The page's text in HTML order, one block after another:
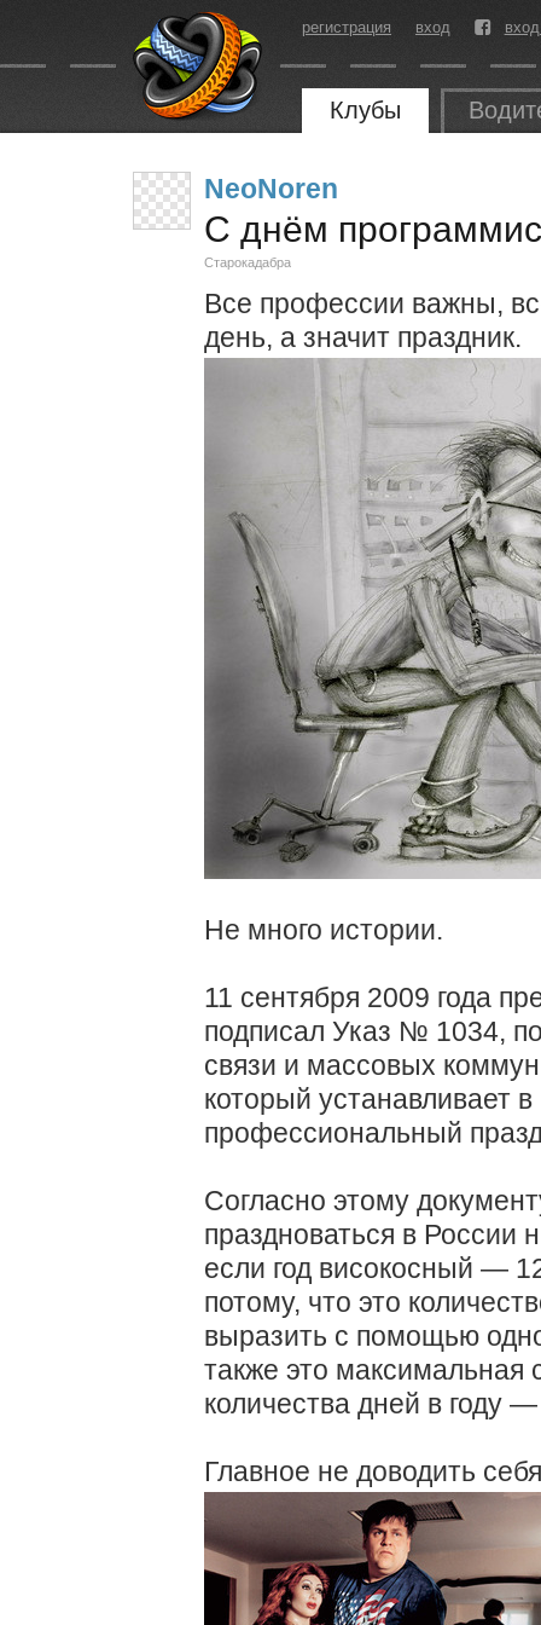
регистрация вход
Клубы
NeoNoren
С днём
Старокадабра
Все профессии важны,
день, а значит праздник.
Не много истории.
11 сентября 2009 года
подписал Указ № 1034,
связи и массовых
который устанавливает
профессиональный
Согласно этому
праздноваться в России
если год високосный —
потому, что это
выразить с помощью
также это максимальная
количества дней в году
Главное не доводить